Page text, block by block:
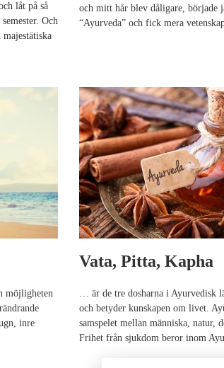
låt på så
Och
och mitt hår blev dåligare, började
“Ayurveda” och fick mera
möjligheten
inre
Vata, Pitta, Kapha
… är de tre dosharna i Ayurvedisk
och betyder kunskapen om livet.
samspelet mellan människa, natur,
Frihet från sjukdom beror inom